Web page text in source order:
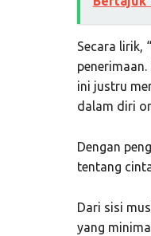
Secara lirik,
ini justru
dalam diri
Dengan
tentang
Dari sisi
yang